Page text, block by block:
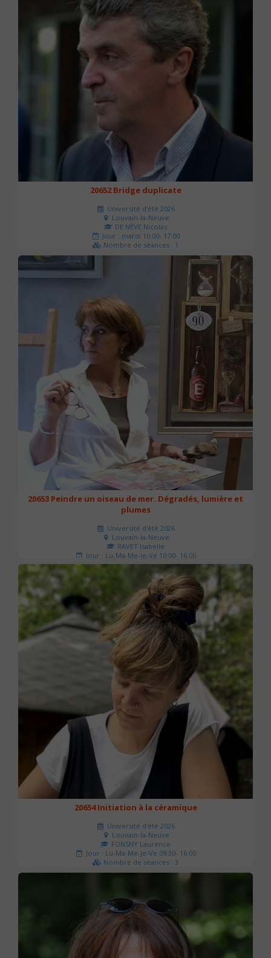
20652 Bridge duplicate
Université d'été 2026
Louvain-la-Neuve
DE NÈVE Nicolas
Jour : mardi 10:00- 17:00
Nombre de séances : 1
50 €
20653 Peindre un oiseau de mer. Dégradés, lumière et
plumes
Université d'été 2026
Louvain-la-Neuve
RAVET Isabelle
Jour : Lu-Ma-Me-Je-Ve 10:00- 16:00
Nombre de séances : 2
20654 Initiation à la céramique
Université d'été 2026
Louvain-la-Neuve
FONSNY Laurence
Jour : Lu-Ma-Me-Je-Ve 09:30- 16:00
Nombre de séances : 3
190 €